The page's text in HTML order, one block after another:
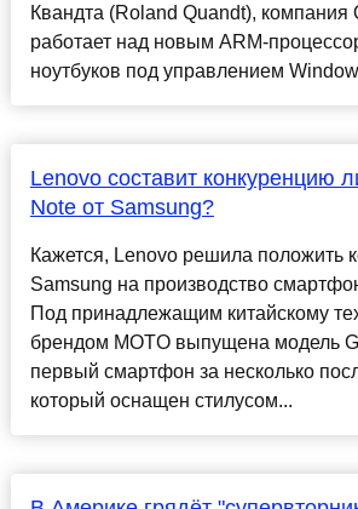
Квандта (Roland Quandt), компания
работает над новым ARM-
ноутбуков под управлением
Lenovo составит конкуренцию
Note от Samsung?
Кажется, Lenovo решила положить
Samsung на производство
Под принадлежащим китайскому
брендом MOTO выпущена модель
первый смартфон за несколько
который оснащен стилусом...